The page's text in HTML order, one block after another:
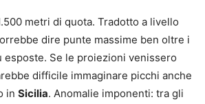
metri di quota. Tradotto a livello
dire punte massime ben oltre i
esposte. Se le proiezioni venissero
difficile immaginare picchi anche
in Sicilia. Anomalie imponenti: tra gli